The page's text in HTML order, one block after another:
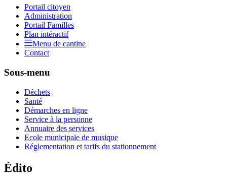
Portail citoyen
Administration
Portail Familles
Plan intéractif
Menu de cantine
Contact
Sous-menu
Déchets
Santé
Démarches en ligne
Service à la personne
Annuaire des services
Ecole municipale de musique
Réglementation et tarifs du stationnement
Édito